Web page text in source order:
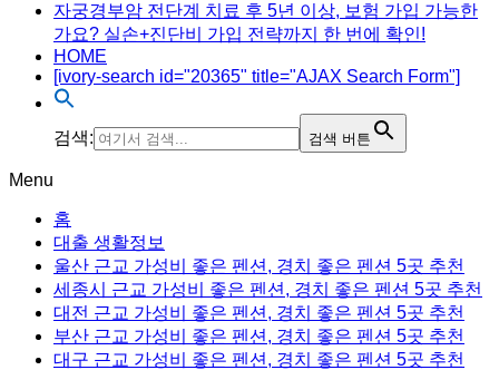
자궁경부암 전단계 치료 후 5년 이상, 보험 가입 가능한
가요? 실손+진단비 가입 전략까지 한 번에 확인!
HOME
[ivory-search id="20365" title="AJAX Search Form"]
검색: 검색 버튼
Menu
홈
대출 생활정보
울산 근교 가성비 좋은 펜션, 경치 좋은 펜션 5곳 추천
세종시 근교 가성비 좋은 펜션, 경치 좋은 펜션 5곳 추천
대전 근교 가성비 좋은 펜션, 경치 좋은 펜션 5곳 추천
부산 근교 가성비 좋은 펜션, 경치 좋은 펜션 5곳 추천
대구 근교 가성비 좋은 펜션, 경치 좋은 펜션 5곳 추천